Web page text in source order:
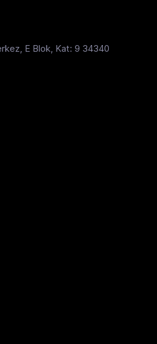
E Blok, Kat: 9 34340